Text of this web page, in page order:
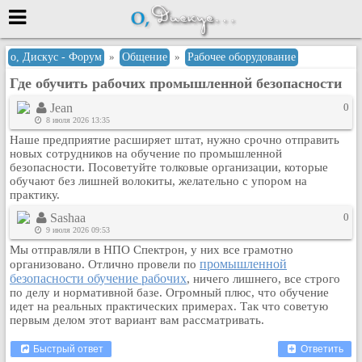
Меню
или войти через
Вход с 7ooo.ru
Регистрация
Забыли пароль?
Данные авторизации одинаковые с
сайтом 7ooo.ru
Форумы
Главная
Поиск
Новые сообщения
Беседы
Игры
о, Дискус - Форум » Общение » Рабочее оборудование
Где обучить рабочих промышленной безопасности
Jean
8 июля 2026 13:35
0
Наше предприятие расширяет штат, нужно срочно отправить
новых сотрудников на обучение по промышленной
безопасности. Посоветуйте толковые организации, которые
обучают без лишней волокиты, желательно с упором на
практику.
Sashaa
9 июля 2026 09:53
0
Мы отправляли в НПО Спектрон, у них все грамотно
организовано. Отлично провели по промышленной
безопасности обучение рабочих, ничего лишнего, все строго
по делу и нормативной базе. Огромный плюс, что обучение
идет на реальных практических примерах. Так что советую
первым делом этот вариант вам рассматривать.
Быстрый ответ Ответить